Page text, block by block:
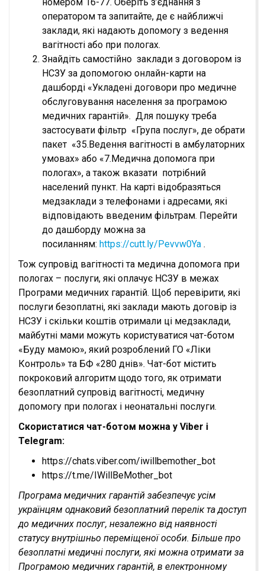
номером 16-77. Оберіть з’єднання з
оператором та запитайте, де є найближчі
заклади, які надають допомогу з ведення
вагітності або при пологах.
Знайдіть самостійно заклади з договором із
НСЗУ за допомогою онлайн-карти на
дашборді «Укладені договори про медичне
обслуговування населення за програмою
медичних гарантій». Для пошуку треба
застосувати фільтр «Група послуг», де обрати
пакет «35.Ведення вагітності в амбулаторних
умовах» або «7.Медична допомога при
пологах», а також вказати потрібний
населений пункт. На карті відобразяться
медзаклади з телефонами і адресами, які
відповідають введеним фільтрам. Перейти
до дашборду можна за
посиланням: https://cutt.ly/Pevvw0Ya .
Тож супровід вагітності та медична допомога при
пологах – послуги, які оплачує НСЗУ в межах
Програми медичних гарантій. Щоб перевірити, які
послуги безоплатні, які заклади мають договір із
НСЗУ і скільки коштів отримали ці медзаклади,
майбутні мами можуть користуватися чат-ботом
«Буду мамою», який розроблений ГО «Ліки
Контроль» та БФ «280 днів». Чат-бот містить
покроковий алгоритм щодо того, як отримати
безоплатний супровід вагітності, медичну
допомогу при пологах і неонатальні послуги.
Скористатися чат-ботом можна у Viber і
Telegram:
https://chats.viber.com/iwillbemother_bot
https://t.me/IWillBeMother_bot
Програма медичних гарантій забезпечує усім
українцям однаковий безоплатний перелік та доступ
до медичних послуг, незалежно від наявності
статусу внутрішньо переміщеної особи. Більше про
безоплатні медичні послуги, які можна отримати за
Програмою медичних гарантій, в електронному